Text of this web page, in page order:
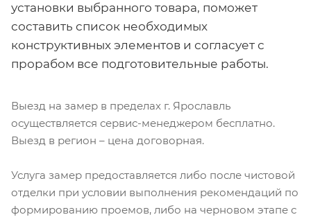
установки выбранного товара, поможет
составить список необходимых
конструктивных элементов и согласует с
прорабом все подготовительные работы.
Выезд на замер в пределах г. Ярославль
осуществляется сервис-менеджером бесплатно.
Выезд в регион – цена договорная.
Услуга замер предоставляется либо после чистовой
отделки при условии выполнения рекомендаций по
формированию проемов, либо на черновом этапе с